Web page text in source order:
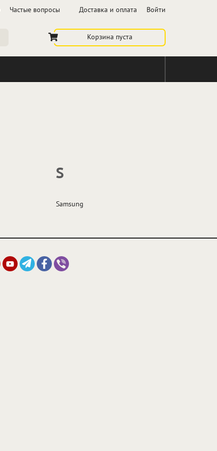
Войти
Частые вопросы Доставка и оплата
Корзина пуста
S
Samsung